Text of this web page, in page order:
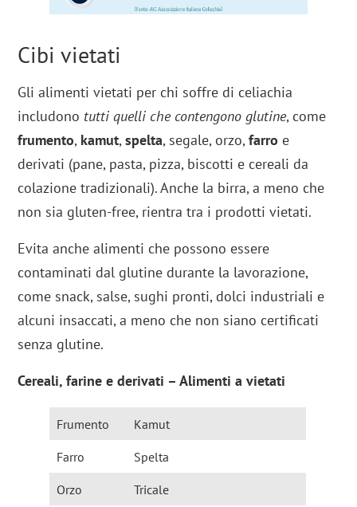
Cibi vietati
Gli alimenti vietati per chi soffre di celiachia
includono tutti quelli che contengono glutine, come
frumento, kamut,spelta, segale, orzo,farro e
derivati (pane, pasta, pizza, biscotti e cereali da
colazione tradizionali). Anche la birra, a meno che
non sia gluten-free, rientra tra i prodotti vietati.
Evita anche alimenti che possono essere
contaminati dal glutine durante la lavorazione,
come snack, salse, sughi pronti, dolci industriali e
alcuni insaccati, a meno che non siano certificati
senza glutine​​.
Cereali, farine e derivati – Alimenti a vietati
Frumento Kamut
Farro Spelta
Orzo Tricale